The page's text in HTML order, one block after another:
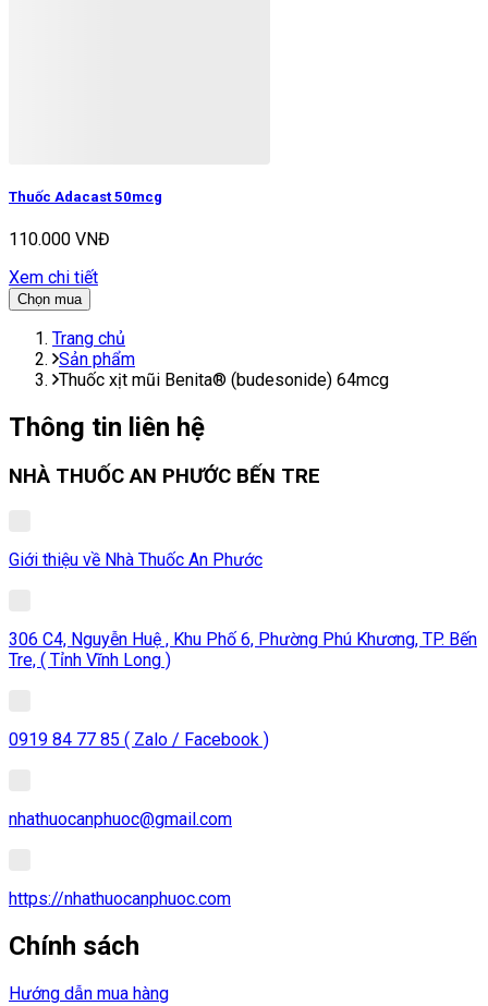
Thuốc Adacast 50mcg
110.000 VNĐ
Xem chi tiết
Chọn mua
Trang chủ
Sản phẩm
Thuốc xịt mũi Benita® (budesonide) 64mcg
Thông tin liên hệ
NHÀ THUỐC AN PHƯỚC BẾN TRE
Giới thiệu về Nhà Thuốc An Phước
306 C4, Nguyễn Huệ , Khu Phố 6, Phường Phú Khương, TP. Bến
Tre, ( Tỉnh Vĩnh Long )
0919 84 77 85 ( Zalo / Facebook )
nhathuocanphuoc@gmail.com
https://nhathuocanphuoc.com
Chính sách
Hướng dẫn mua hàng